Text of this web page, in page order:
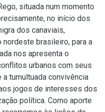
situada num momento
no início dos
dos canaviais,
brasileiro, para a
nos apresenta o
urbanos com seus
tumultuada convivência
jogos de interesses dos
política. Como aporte